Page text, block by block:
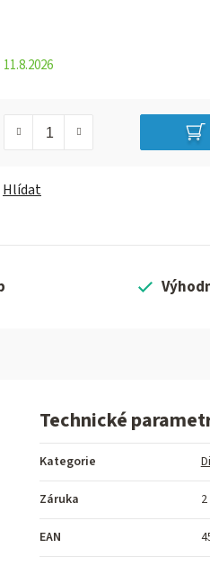
11.8.2026
Hlídat
Technické
Kategorie
Záruka
EAN